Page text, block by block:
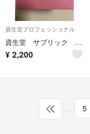
資生堂プロフェッショナル
資生堂 サブリック エアリーフロー マスク
¥ 2,200
… 5